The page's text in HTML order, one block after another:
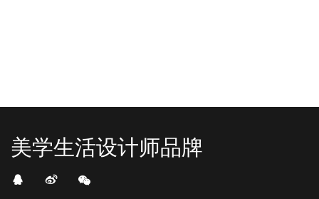
美学生活设计师品牌